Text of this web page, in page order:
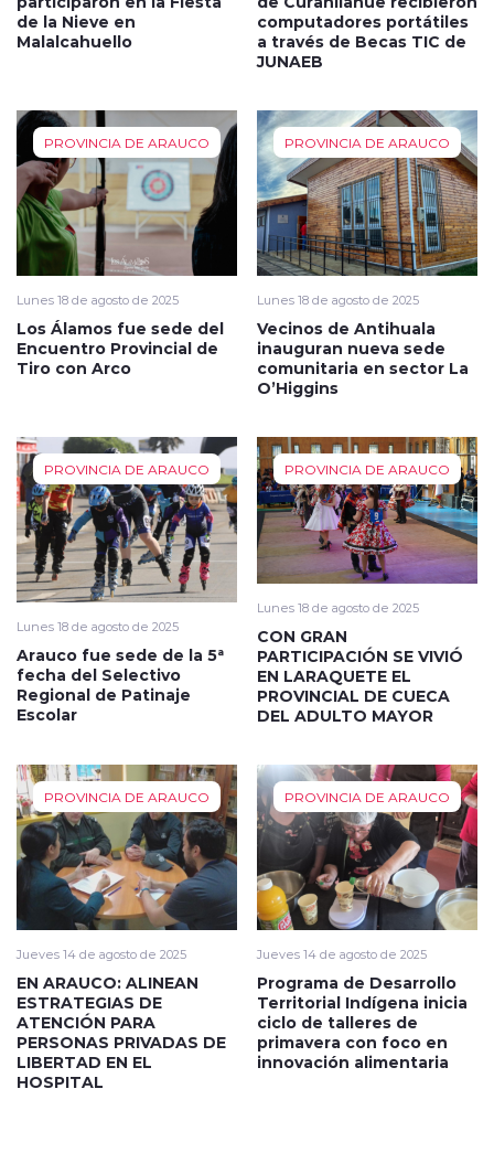
de la Nieve en
Malalcahuello
computadores portátiles
a través de Becas TIC de
JUNAEB
PROVINCIA DE ARAUCO
Lunes 18 de agosto de 2025
Los Álamos fue sede del
Encuentro Provincial de
Tiro con Arco
PROVINCIA DE ARAUCO
Lunes 18 de agosto de 2025
Vecinos de Antihuala
inauguran nueva sede
comunitaria en sector La
O’Higgins
PROVINCIA DE ARAUCO
Lunes 18 de agosto de 2025
Arauco fue sede de la 5ª
fecha del Selectivo
Regional de Patinaje
Escolar
PROVINCIA DE ARAUCO
Lunes 18 de agosto de 2025
CON GRAN
PARTICIPACIÓN SE VIVIÓ
EN LARAQUETE EL
PROVINCIAL DE CUECA
DEL ADULTO MAYOR
PROVINCIA DE ARAUCO
Jueves 14 de agosto de 2025
EN ARAUCO: ALINEAN
ESTRATEGIAS DE
ATENCIÓN PARA
PERSONAS PRIVADAS DE
LIBERTAD EN EL
HOSPITAL
PROVINCIA DE ARAUCO
Jueves 14 de agosto de 2025
Programa de Desarrollo
Territorial Indígena inicia
ciclo de talleres de
primavera con foco en
innovación alimentaria